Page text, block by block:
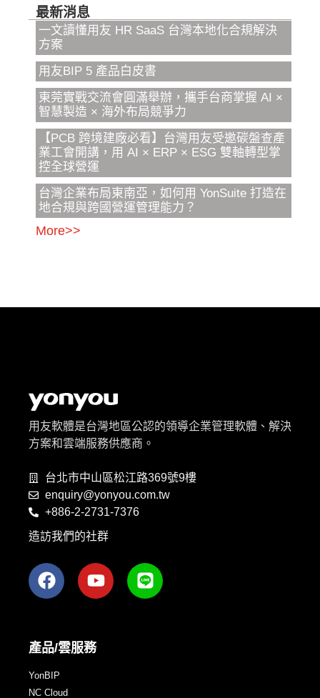
最新消息
一文讀懂用友 HR SaaS 台灣本地化合規解決
方案
用友BIP 5 產品白皮書
東莞實戰交流會圓滿舉辦，攜手台商掌握 AI ×
智慧製造 × 海外布局競爭力
【PCB 跨境建廠必看】台灣用友受邀碳盤查產
業工會開講，用 AI × ERP × ESG 雙軸轉型掌
控全球營運
台灣企業布局東南亞，如何用 YonSuite 打造在
地合規與跨國營運管理能力？
More>>
用友軟體是台灣地區公認的領導企業管理軟體、解決
方案和雲端服務供應商。
台北市中山區松江路369號9樓
enquiry@yonyou.com.tw
+886-2-2731-7376
造訪我們的社群
產品/雲服務
YonBIP
NC Cloud